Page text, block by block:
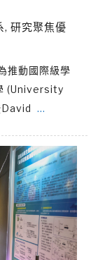
, 研究聚焦優
推動國際級學
(University
David …